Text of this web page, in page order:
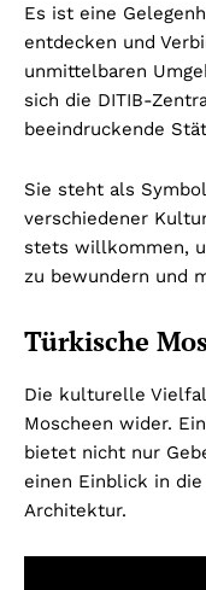
Es ist eine
entdecken und
unmittelbaren
sich die DITIB-
beeindruckende
Sie steht als
verschiedener
stets willkommen,
zu bewundern und
Türkische
Die kulturelle
Moscheen wider.
bietet nicht nur
einen Einblick in
Architektur.